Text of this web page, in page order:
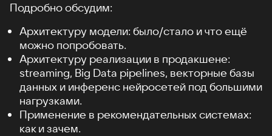
Подробно обсудим:
Архитектуру модели: было/стало и что ещё
можно попробовать.
Архитектуру реализации в продакшене:
streaming, Big Data pipelines, векторные базы
данных и инференс нейросетей под большими
нагрузками.
Применение в рекомендательных системах:
как и зачем.